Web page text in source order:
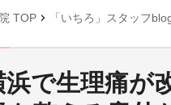
TOP chevron_right 「いちろ」スタッフ
浜で生理痛